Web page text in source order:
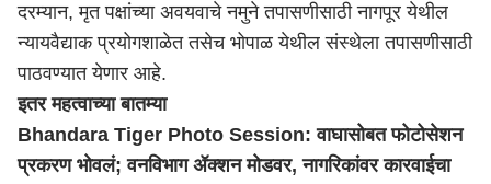
दरम्यान, मृत पक्षांच्या अवयवाचे नमुने तपासणीसाठीनागपूर येथील
न्यायवैद्याक प्रयोगशाळेत तसेच भोपाळ येथील संस्थेला तपासणीसाठी
पाठवण्यात येणार आहे.
इतर महत्वाच्या बातम्या
Bhandara Tiger Photo Session: वाघासोबत फोटोसेशन
प्रकरण भोवलं; वनविभाग ॲक्शन मोडवर, नागरिकांवर कारवाईचा